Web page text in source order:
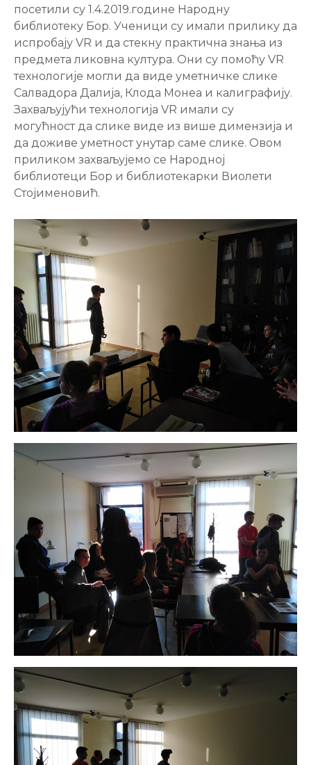
посетили су 1.4.2019.године Народну
библиотеку Бор. Ученици су имали прилику да
испробају VR и да стекну практична знања из
предмета ликовна култура. Они су помоћу VR
технологије могли да виде уметничке слике
Салвадора Далија, Клода Монеа и калиграфију.
Захваљујући технологија VR имали су
могућност да слике виде из више димензија и
да доживе уметност унутар саме слике. Овом
приликом захваљујемо се Народној
библиотеци Бор и библиотекарки Виолети
Стојименовић.